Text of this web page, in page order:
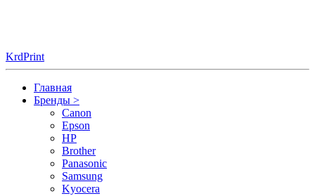
KrdPrint
Главная
Бренды >
Canon
Epson
HP
Brother
Panasonic
Samsung
Kyocera